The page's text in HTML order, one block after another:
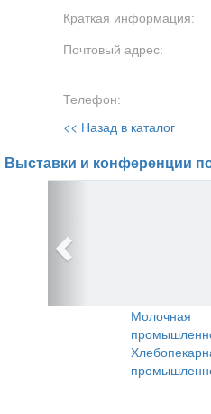
Краткая информация:
Почтовый адрес:
Телефон:
<< Назад в каталог
Выставки и конференции
Молочная